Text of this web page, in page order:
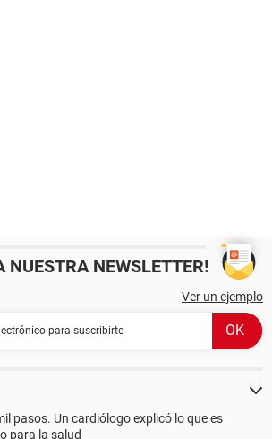
NUESTRA NEWSLETTER!
Ver un ejemplo
pasos. Un cardiólogo explicó lo que es
para la salud